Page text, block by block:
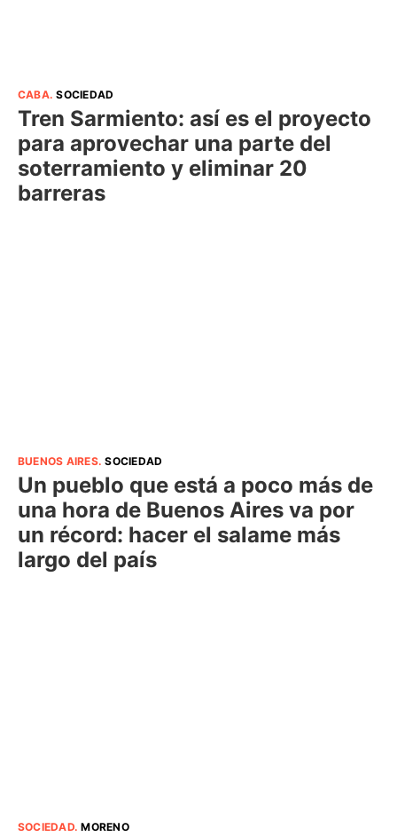
CABA.SOCIEDAD
Tren Sarmiento: así es el proyecto
para aprovechar una parte del
soterramiento y eliminar 20
barreras
BUENOS AIRES.SOCIEDAD
Un pueblo que está a poco más de
una hora de Buenos Aires va por
un récord: hacer el salame más
largo del país
SOCIEDAD.MORENO